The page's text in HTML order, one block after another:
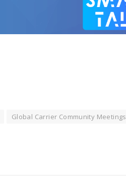
Global Carrier Community Meetings